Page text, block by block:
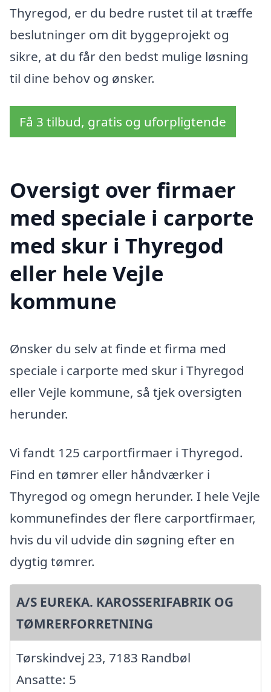
Thyregod, er du bedre rustet til at træffe
beslutninger om dit byggeprojekt og
sikre, at du får den bedst mulige løsning
til dine behov og ønsker.
Få 3 tilbud, gratis og uforpligtende
Oversigt over firmaer
med speciale i carporte
med skur i Thyregod
eller hele Vejle
kommune
Ønsker du selv at finde et firma med
speciale i carporte med skur i Thyregod
eller Vejle kommune, så tjek oversigten
herunder.
Vi fandt 125 carportfirmaer i Thyregod.
Find en tømrer eller håndværker i
Thyregod og omegn herunder. I hele Vejle
kommunefindes der flere carportfirmaer,
hvis du vil udvide din søgning efter en
dygtig tømrer.
A/S EUREKA. KAROSSERIFABRIK OG
TØMRERFORRETNING
Tørskindvej 23, 7183 Randbøl
Ansatte: 5